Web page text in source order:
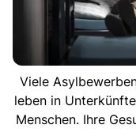
Viele
leben in
Menschen. Ihre